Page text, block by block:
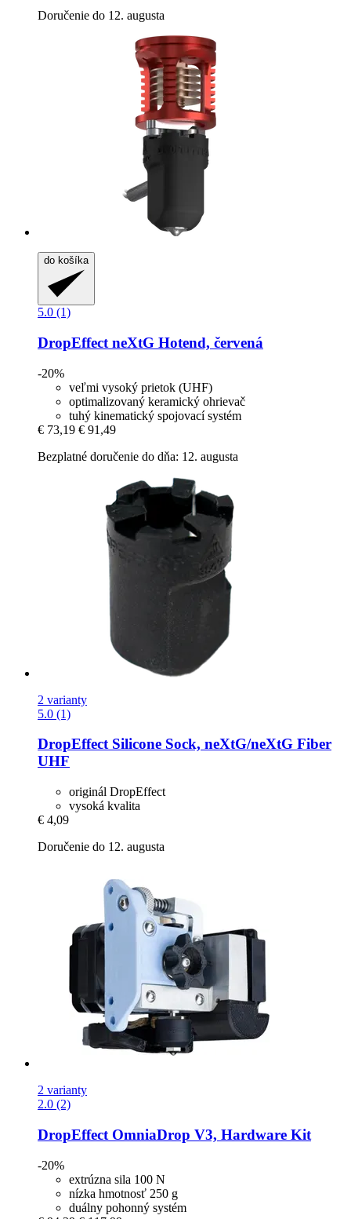
Doručenie do 12. augusta
do košíka
5.0 (1)
DropEffect neXtG Hotend, červená
-20%
veľmi vysoký prietok (UHF)
optimalizovaný keramický ohrievač
tuhý kinematický spojovací systém
€ 73,19 € 91,49
Bezplatné doručenie do dňa: 12. augusta
2 varianty
5.0 (1)
DropEffectSilicone Sock, neXtG/neXtG Fiber
UHF
originál DropEffect
vysoká kvalita
€ 4,09
Doručenie do 12. augusta
2 varianty
2.0 (2)
DropEffect OmniaDrop V3, Hardware Kit
-20%
extrúzna sila 100 N
nízka hmotnosť 250 g
duálny pohonný systém